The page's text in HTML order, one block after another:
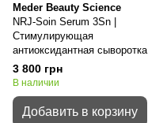
Meder Beauty Science
NRJ-Soin Serum 3Sn |
Стимулирующая
антиоксидантная сыворотка
Энерджи-Суан MEDER
3 800 грн
В наличии
Добавить в корзину